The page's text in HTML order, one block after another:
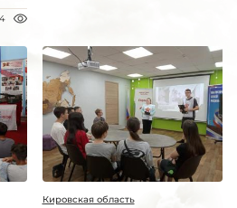
Кировская область